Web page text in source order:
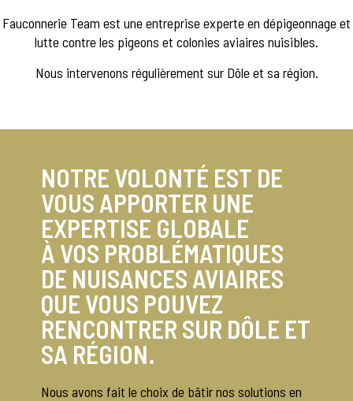
Fauconnerie Team est une entreprise experte en dépigeonnage et
lutte contre les pigeons et colonies aviaires nuisibles.
Nous intervenons régulièrement sur Dôle et sa région.
NOTRE VOLONTÉ EST DE
VOUS APPORTER UNE
EXPERTISE GLOBALE
À VOS PROBLÉMATIQUES
DE NUISANCES AVIAIRES
QUE VOUS POUVEZ
RENCONTRER SUR DÔLE ET
SA RÉGION.
Nous avons fait le choix de bâtir nos solutions en